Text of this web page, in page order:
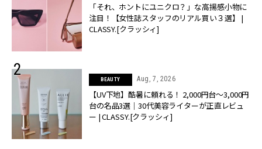
「それ、ホントにユニクロ？」な高揚感小物に
注目！【女性誌スタッフのリアル買い３選】 |
CLASSY.[クラッシィ]
BEAUTY Aug, 7, 2026
【UV下地】酷暑に頼れる！ 2,000円台〜3,000円
台の名品3選｜30代美容ライターが正直レビュ
ー | CLASSY.[クラッシィ]